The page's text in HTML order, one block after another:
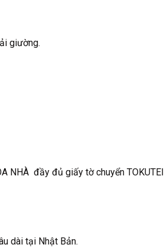
giường.
NHÀ đầy đủ giấy tờ chuyển TOKUTEI
dài tại Nhật Bản.